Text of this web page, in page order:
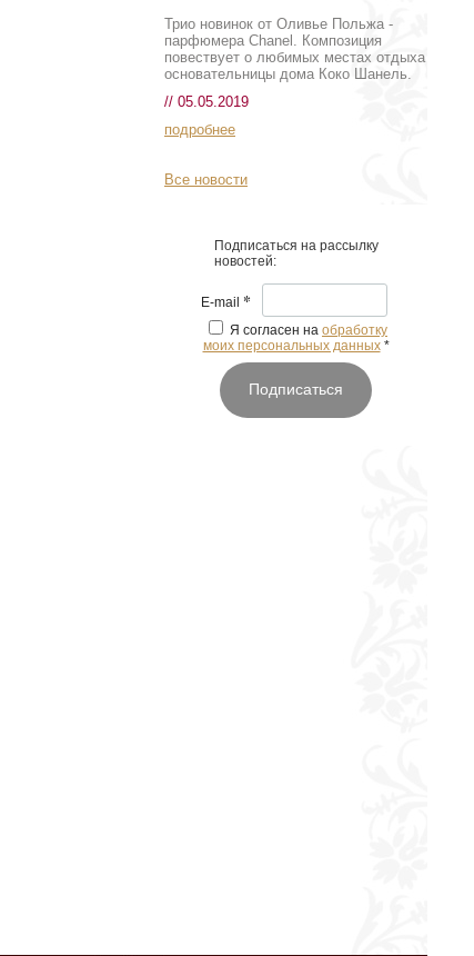
Трио новинок от Оливье Польжа -
парфюмера Chanel. Композиция
повествует о любимых местах отдыха
основательницы дома Коко Шанель.
// 05.05.2019
подробнее
Все новости
Подписаться на рассылку
новостей:
E-mail *
Я согласен на обработку
моих персональных данных *
Подписаться